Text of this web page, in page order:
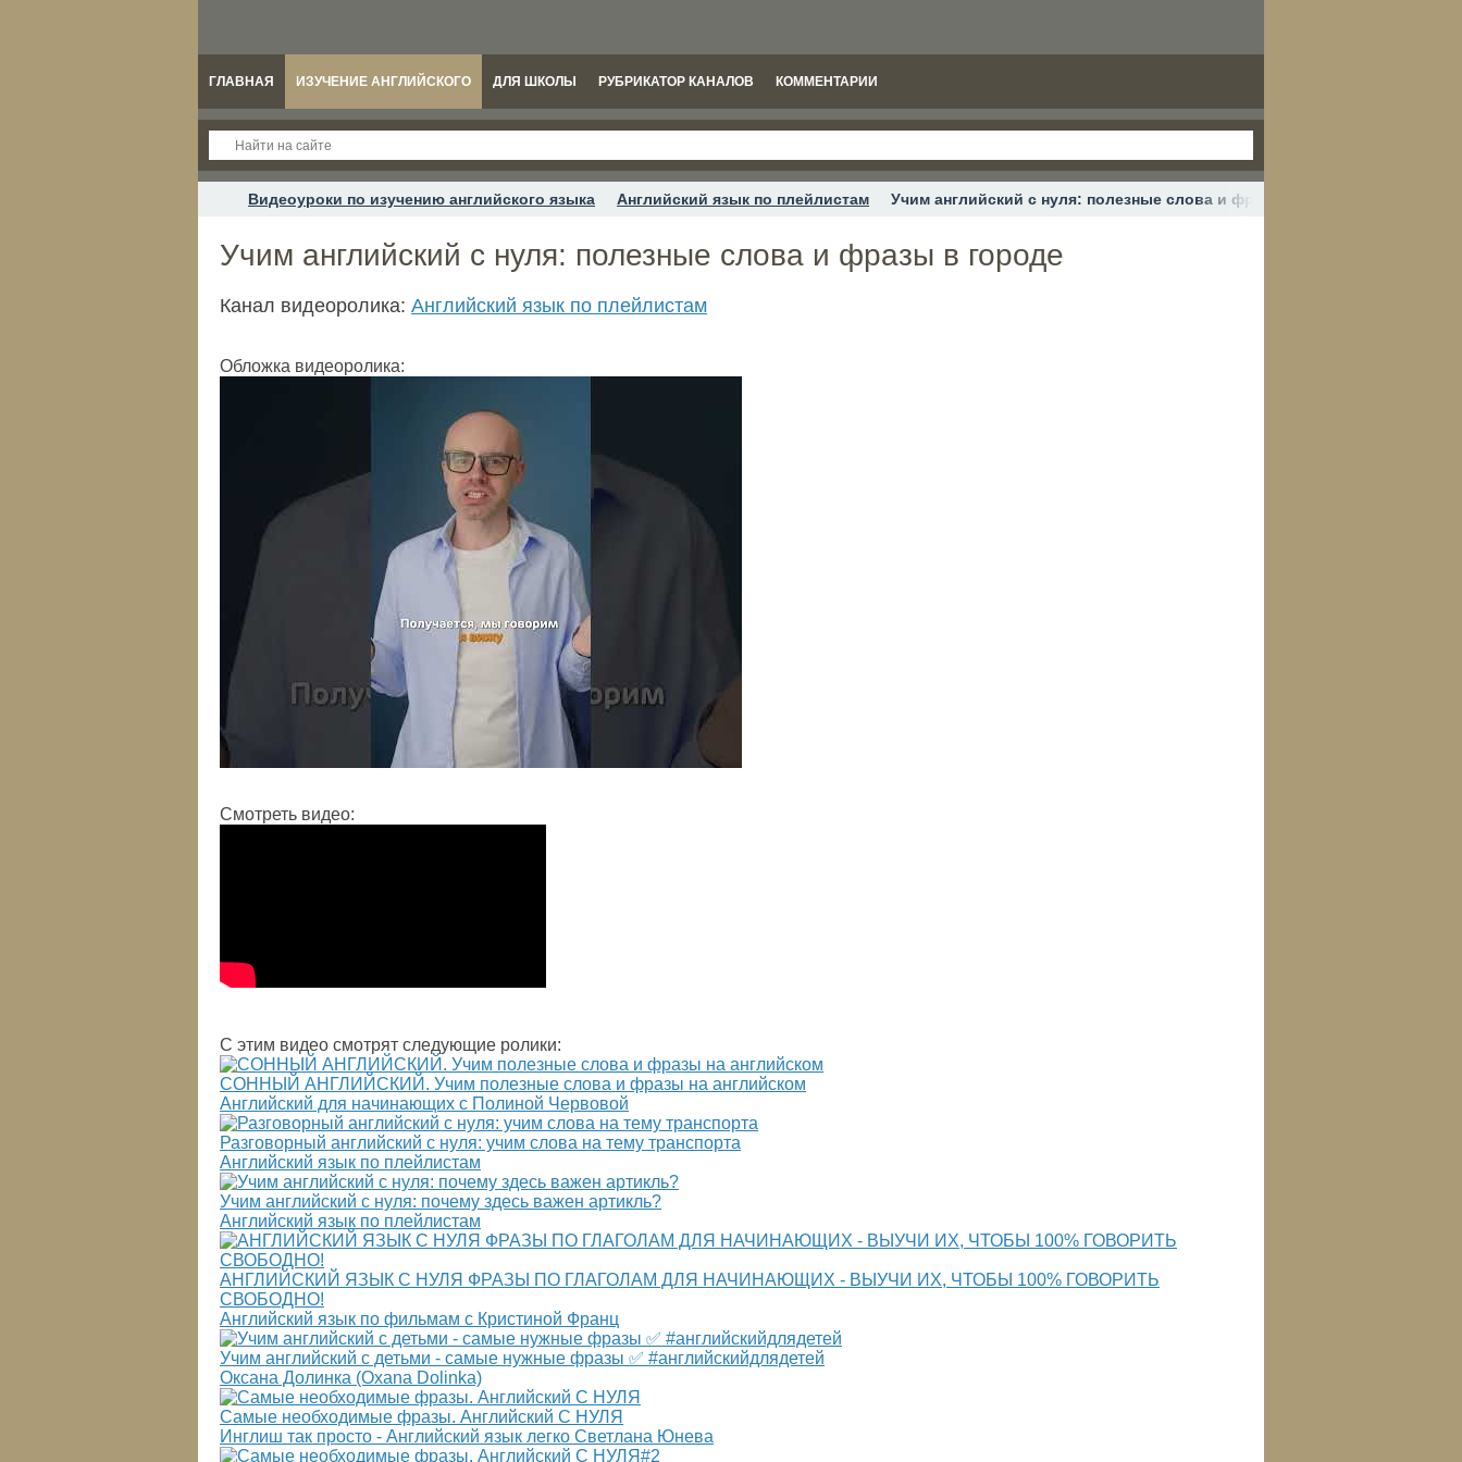
ГЛАВНАЯ ИЗУЧЕНИЕ АНГЛИЙСКОГО ДЛЯ ШКОЛЫ РУБРИКАТОР КАНАЛОВ КОММЕНТАРИИ
Видеоуроки по изучению английского языка Английский язык по плейлистам Учим английский с нуля: полезные слова и фразы в городе
Учим английский с нуля: полезные слова и фразы в городе
Канал видеоролика: Английский язык по плейлистам
Обложка видеоролика:
Смотреть видео:
С этим видео смотрят следующие ролики:
СОННЫЙ АНГЛИЙСКИЙ. Учим полезные слова и фразы на английском
Английский для начинающих с Полиной Червовой
Разговорный английский с нуля: учим слова на тему транспорта
Английский язык по плейлистам
Учим английский с нуля: почему здесь важен артикль?
Английский язык по плейлистам
АНГЛИЙСКИЙ ЯЗЫК С НУЛЯ ФРАЗЫ ПО ГЛАГОЛАМ ДЛЯ НАЧИНАЮЩИХ - ВЫУЧИ ИХ, ЧТОБЫ 100% ГОВОРИТЬ
СВОБОДНО!
Английский язык по фильмам с Кристиной Франц
Учим английский с детьми - самые нужные фразы ✅ #английскийдлядетей
Оксана Долинка (Oxana Dolinka)
Самые необходимые фразы. Английский С НУЛЯ
Инглиш так просто - Английский язык легко Светлана Юнева